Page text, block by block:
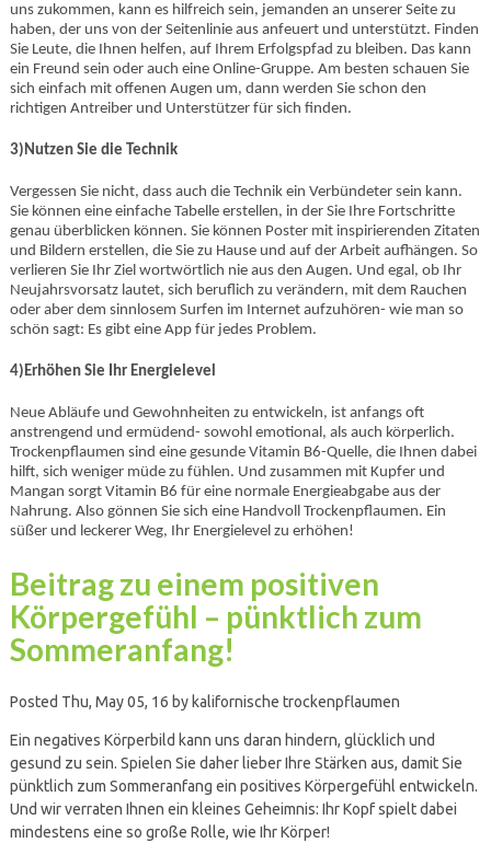
uns zukommen, kann es hilfreich sein, jemanden an unserer Seite zu
haben, der uns von der Seitenlinie aus anfeuert und unterstützt. Finden
Sie Leute, die Ihnen helfen, auf Ihrem Erfolgspfad zu bleiben. Das kann
ein Freund sein oder auch eine Online-Gruppe. Am besten schauen Sie
sich einfach mit offenen Augen um, dann werden Sie schon den
richtigen Antreiber und Unterstützer für sich finden.
3)Nutzen Sie die Technik
Vergessen Sie nicht, dass auch die Technik ein Verbündeter sein kann.
Sie können eine einfache Tabelle erstellen, in der Sie Ihre Fortschritte
genau überblicken können. Sie können Poster mit inspirierenden Zitaten
und Bildern erstellen, die Sie zu Hause und auf der Arbeit aufhängen. So
verlieren Sie Ihr Ziel wortwörtlich nie aus den Augen. Und egal, ob Ihr
Neujahrsvorsatz lautet, sich beruflich zu verändern, mit dem Rauchen
oder aber dem sinnlosem Surfen im Internet aufzuhören- wie man so
schön sagt: Es gibt eine App für jedes Problem.
4)Erhöhen Sie Ihr Energielevel
Neue Abläufe und Gewohnheiten zu entwickeln, ist anfangs oft
anstrengend und ermüdend- sowohl emotional, als auch körperlich.
Trockenpflaumen sind eine gesunde Vitamin B6-Quelle, die Ihnen dabei
hilft, sich weniger müde zu fühlen. Und zusammen mit Kupfer und
Mangan sorgt Vitamin B6 für eine normale Energieabgabe aus der
Nahrung. Also gönnen Sie sich eine Handvoll Trockenpflaumen. Ein
süßer und leckerer Weg, Ihr Energielevel zu erhöhen!
Beitrag zu einem positiven
Körpergefühl – pünktlich zum
Sommeranfang!
Posted Thu, May 05, 16 by kalifornische trockenpflaumen
Ein negatives Körperbild kann uns daran hindern, glücklich und
gesund zu sein. Spielen Sie daher lieber Ihre Stärken aus, damit Sie
pünktlich zum Sommeranfang ein positives Körpergefühl entwickeln.
Und wir verraten Ihnen ein kleines Geheimnis: Ihr Kopf spielt dabei
mindestens eine so große Rolle, wie Ihr Körper!